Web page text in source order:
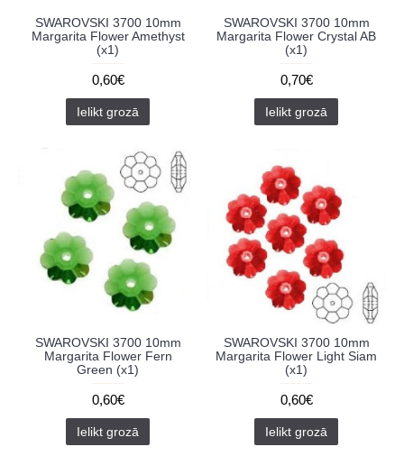
SWAROVSKI 3700 10mm
Margarita Flower Amethyst
(x1)
0,60€
Ielikt grozā
SWAROVSKI 3700 10mm
Margarita Flower Crystal AB
(x1)
0,70€
Ielikt grozā
SWAROVSKI 3700 10mm
Margarita Flower Fern
Green (x1)
0,60€
Ielikt grozā
SWAROVSKI 3700 10mm
Margarita Flower Light Siam
(x1)
0,60€
Ielikt grozā